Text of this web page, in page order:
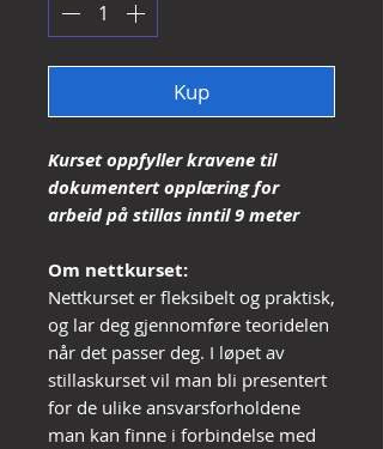
Kup
Kurset oppfyller kravene til
dokumentert opplæring for
arbeid på stillas inntil 9 meter
Om nettkurset:
Nettkurset er fleksibelt og praktisk,
og lar deg gjennomføre teoridelen
når det passer deg. I løpet av
stillaskurset vil man bli presentert
for de ulike ansvarsforholdene
man kan finne i forbindelse med